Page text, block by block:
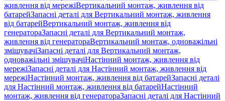
живлення від мережіВертикальний монтаж, живлення від
батарейЗапасні деталі для Вертикальний монтаж, живлення
від батарейВертикальний монтаж, живлення від
генератораЗапасні деталі для Вертикальний монтаж,
живлення від генератораВертикальний монтаж, одноважільні
змішувачіЗапасні деталі для Вертикальний монтаж,
одноважільні змішувачіНастінний монтаж, живлення від
мережіЗапасні деталі для Настінний монтаж, живлення від
мережіНастінний монтаж, живлення від батарейЗапасні деталі
для Настінний монтаж, живлення від батарейНастінний
монтаж, живлення від генератораЗапасні деталі для Настінний